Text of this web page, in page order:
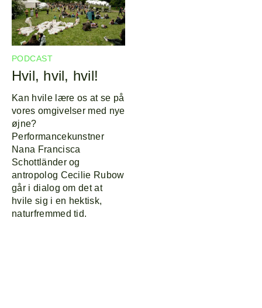
PODCAST
Hvil, hvil, hvil!
Kan hvile lære os at se på
vores omgivelser med nye
øjne?
Performancekunstner
Nana Francisca
Schottländer og
antropolog Cecilie Rubow
går i dialog om det at
hvile sig i en hektisk,
naturfremmed tid.